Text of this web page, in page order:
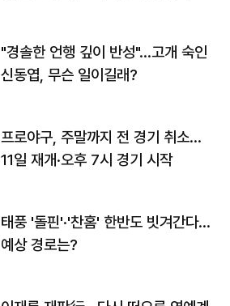
"경솔한 언행 깊이 반성"…고개 숙인
신동엽, 무슨 일이길래?
프로야구, 주말까지 전 경기 취소…
11일 재개·오후 7시 경기 시작
태풍 '돌핀'·'찬홈' 한반도 빗겨간다…
예상 경로는?